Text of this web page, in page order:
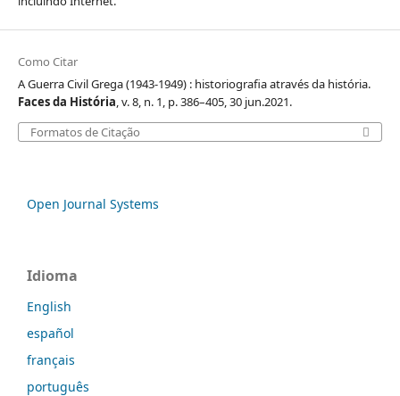
Como Citar
A Guerra Civil Grega (1943-1949) : historiografia através da história.
Faces da História, v. 8, n. 1, p. 386–405, 30 jun.2021.
Formatos de Citação
Open Journal Systems
Idioma
English
español
français
português